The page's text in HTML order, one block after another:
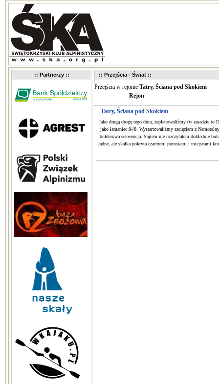
:: Partnerzy :: :: Przejścia - Świat ::
Przejścia w rejonie Tatry, Ściana pod Skokiem
Rejon
Tatry, Ściana pod Skokiem
Jako drugą drogę tego dnia, zaplanowaliśmy (w zasadzie
jako łamaniec 8-/8. Wystartowaliśmy zacięciem z
bulderowa sekwencja. Sajtem nie rozczytałem dokładnie
ładne, ale skałka pokryta czarnymi porostami i miejscami